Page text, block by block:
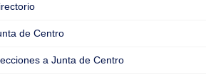
de Centro
a Junta de Centro